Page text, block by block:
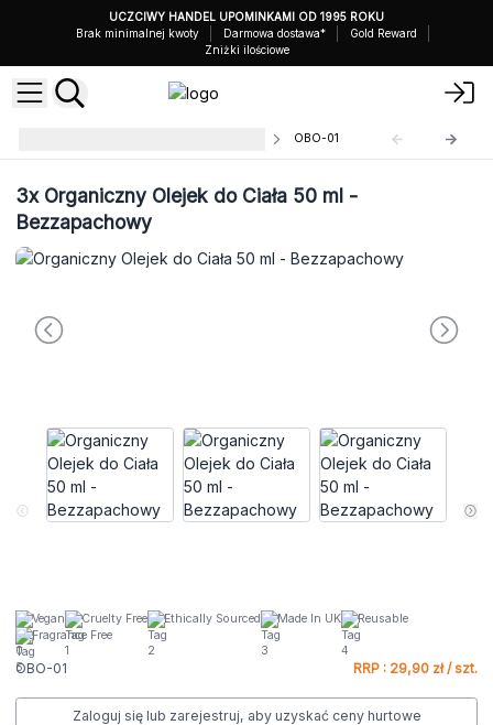
UCZCIWY HANDEL UPOMINKAMI OD 1995 ROKU
Brak minimalnej kwoty
Darmowa dostawa*
Gold Reward
Zniżki ilościowe
OBO-01
3xOrganiczny Olejek do Ciała 50 ml -
Bezzapachowy
Vegan Cruelty Free Ethically Sourced Made In UK
Reusable
Fragrance Free
OBO-01 RRP : 29,90 zł / szt.
Zaloguj się lub zarejestruj, aby uzyskać ceny hurtowe